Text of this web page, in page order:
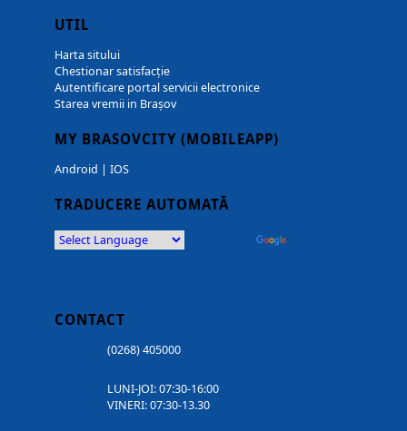
UTIL
Harta sitului
Chestionar satisfacție
Autentificare portal servicii electronice
Starea vremii in Brașov
MY BRASOVCITY (MOBILEAPP)
Android | IOS
TRADUCERE AUTOMATĂ
CONTACT
(0268) 405000
LUNI-JOI: 07:30-16:00
VINERI: 07:30-13.30